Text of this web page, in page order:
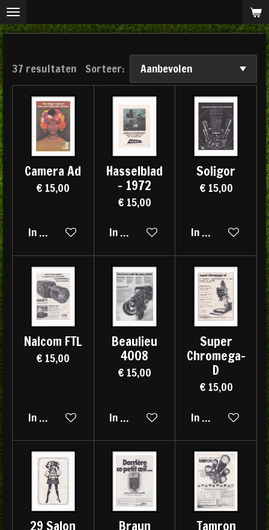
Ga
direct
de
37 resultaten Sorteer:
Camera Ad
€ 15,00
In winkelwagen
Hasselblad
- 1972
€ 15,00
In winkelwagen
Soligor
€ 15,00
In winkelwagen
Nalcom FTL
€ 15,00
In winkelwagen
Beaulieu
4008
€ 15,00
In winkelwagen
Super
Chromega-
D
€ 15,00
In winkelwagen
29 Salon
Braun Tamron